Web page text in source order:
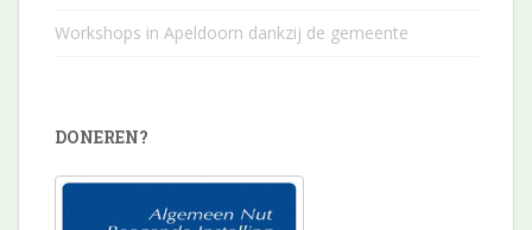
Workshops in Apeldoorn dankzij de gemeente
DONEREN?